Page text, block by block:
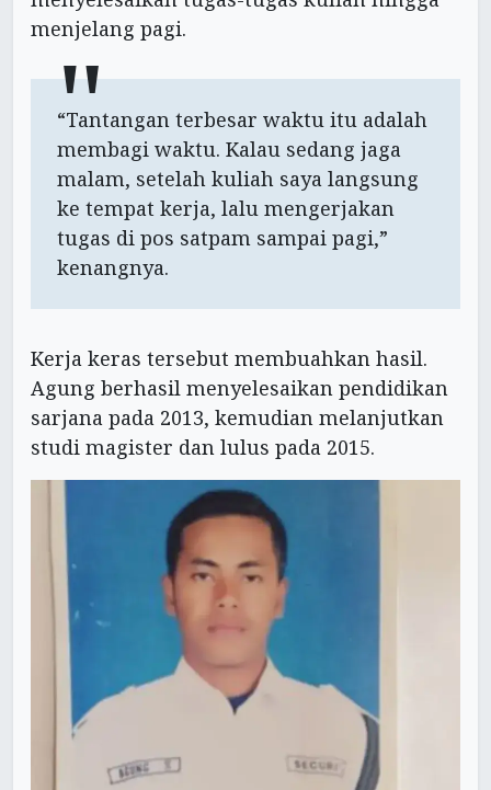
menjelang pagi.
“Tantangan terbesar waktu itu adalah
membagi waktu. Kalau sedang jaga
malam, setelah kuliah saya langsung
ke tempat kerja, lalu mengerjakan
tugas di pos satpam sampai pagi,”
kenangnya.
Kerja keras tersebut membuahkan hasil.
Agung berhasil menyelesaikan pendidikan
sarjana pada 2013, kemudian melanjutkan
studi magister dan lulus pada 2015.